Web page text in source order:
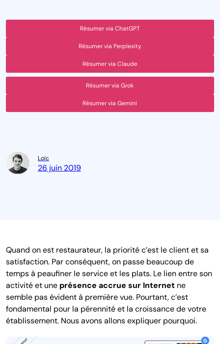
Résumer via ChatGPT
Résumer via Perplexity
Résumer via Claude
Résumer via Grok
Résumer via Gemini
Loïc
26 juin 2019
Quand on est restaurateur, la priorité c’est le client et sa
satisfaction. Par conséquent, on passe beaucoup de
temps à peaufiner le service et les plats. Le lien entre son
activité et une présence accrue sur Internet ne
semble pas évident à première vue. Pourtant, c’est
fondamental pour la pérennité et la croissance de votre
établissement. Nous avons allons expliquer pourquoi.